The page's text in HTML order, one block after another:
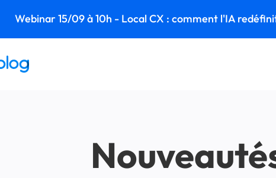
Webinar 15/09 à 10h - Local CX : comment l'IA